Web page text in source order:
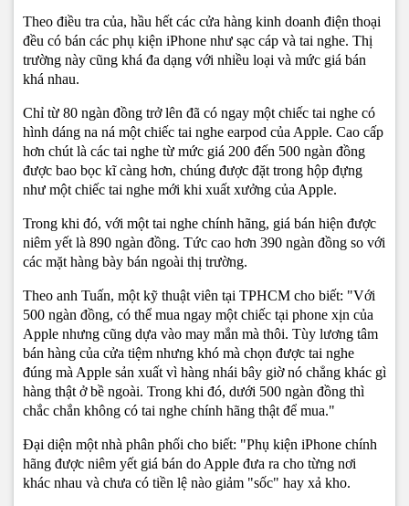
Theo điều tra của, hầu hết các cửa hàng kinh doanh điện thoại
đều có bán các phụ kiện iPhone như sạc cáp và tai nghe. Thị
trường này cũng khá đa dạng với nhiều loại và mức giá bán
khá nhau.
Chỉ từ 80 ngàn đồng trở lên đã có ngay một chiếc tai nghe có
hình dáng na ná một chiếc tai nghe earpod của Apple. Cao cấp
hơn chút là các tai nghe từ mức giá 200 đến 500 ngàn đồng
được bao bọc kĩ càng hơn, chúng được đặt trong hộp đựng
như một chiếc tai nghe mới khi xuất xưởng của Apple.
Trong khi đó, với một tai nghe chính hãng, giá bán hiện được
niêm yết là 890 ngàn đồng. Tức cao hơn 390 ngàn đồng so với
các mặt hàng bày bán ngoài thị trường.
Theo anh Tuấn, một kỹ thuật viên tại TPHCM cho biết: "Với
500 ngàn đồng, có thể mua ngay một chiếc tại phone xịn của
Apple nhưng cũng dựa vào may mắn mà thôi. Tùy lương tâm
bán hàng của cửa tiệm nhưng khó mà chọn được tai nghe
đúng mà Apple sản xuất vì hàng nhái bây giờ nó chẳng khác gì
hàng thật ở bề ngoài. Trong khi đó, dưới 500 ngàn đồng thì
chắc chắn không có tai nghe chính hãng thật để mua."
Đại diện một nhà phân phối cho biết: "Phụ kiện iPhone chính
hãng được niêm yết giá bán do Apple đưa ra cho từng nơi
khác nhau và chưa có tiền lệ nào giảm "sốc" hay xả kho.